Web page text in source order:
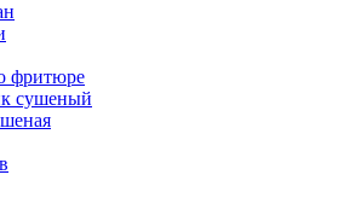
фритюре
сушеный